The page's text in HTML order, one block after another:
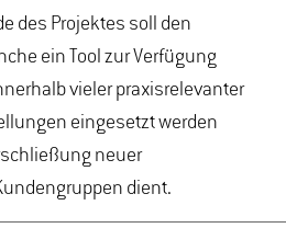
des Projektes soll den
ein Tool zur Verfügung
vieler praxisrelevanter
eingesetzt werden
neuer
dient.